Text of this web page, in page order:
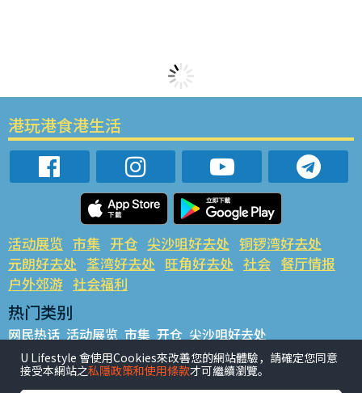
港玩港食港生活
活动展览 市集 开仓 尖沙咀好去处 铜锣湾好去处
元朗好去处 荃湾好去处 旺角好去处 社会 餐厅情报
户外郊游 社会福利
热门类别
网民热话 活动展览 市集 开仓 尖沙咀好去处
铜锣湾好去处 元朗好去处 荃湾好去处 旺角好去处 社会
餐厅情报 户外郊游
U Lifestyle 會使用Cookies來改善您的網站體驗，請確定您同意
接受本網站之私隱政策和使用條款才可繼續瀏覽。